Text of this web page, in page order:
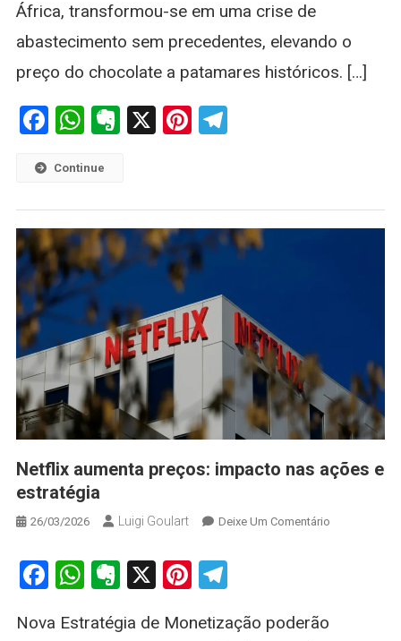
África, transformou-se em uma crise de
abastecimento sem precedentes, elevando o
preço do chocolate a patamares históricos. […]
Facebook
WhatsApp
Evernote
X Pinterest
Telegram
Continue
Netflix aumenta preços: impacto nas ações e
estratégia
26/03/2026 Luigi Goulart Deixe Um ComentárioOn
Facebook
WhatsApp
Evernote
X Pinterest
Telegram
Nova Estratégia de Monetização poderão